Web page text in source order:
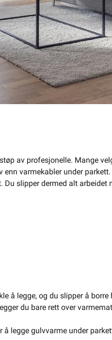
av profesjonelle. Mange
varmekabler under
slipper dermed alt
å legge, og du slipper å borre
du bare rett over
legge gulvvarme under